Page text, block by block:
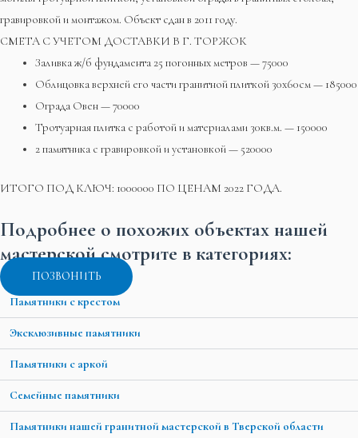
гравировкой и монтажом. Объект сдан в 2011 году.
СМЕТА С УЧЕТОМ ДОСТАВКИ В Г. ТОРЖОК
Заливка ж/б фундамента 25 погонных метров — 75000
Облицовка верхней его части гранитной плиткой 30х60см — 185000
Ограда Овен — 70000
Тротуарная плитка с работой и материалами 30кв.м. — 150000
2 памятника с гравировкой и установкой — 520000
ИТОГО ПОД КЛЮЧ: 1000000 ПО ЦЕНАМ 2022 ГОДА.
Подробнее о похожих объектах нашей
мастерской смотрите в категориях:
ПОЗВОНИТЬ
Памятники с крестом
Эксклюзивные памятники
Памятники с аркой
Семейные памятники
Памятники нашей гранитной мастерской в Тверской области